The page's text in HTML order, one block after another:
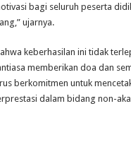
bagi seluruh peserta
ujarnya.
keberhasilan ini tidak
memberikan doa dan
berkomitmen untuk
dalam bidang non-